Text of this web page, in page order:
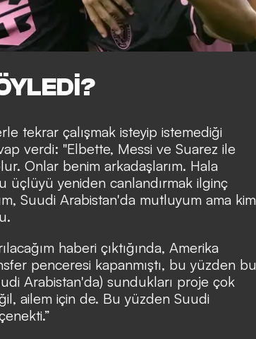
tekrar çalışmak isteyip istemediği
verdi: "Elbette, Messi ve Suarez ile
Onlar benim arkadaşlarım. Hala
üçlüyü yeniden canlandırmak ilginç
Suudi Arabistan'da mutluyum ama kim
haberi çıktığında, Amerika
penceresi kapanmıştı, bu yüzden bu
Arabistan'da) sundukları proje çok
ailem için de. Bu yüzden Suudi